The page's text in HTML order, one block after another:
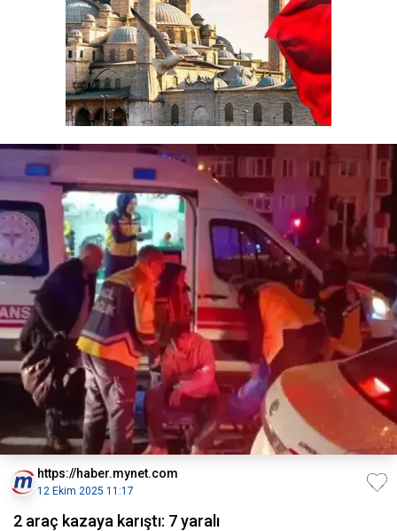
https://haber.mynet.com
12 Ekim 2025 11:17
2 araç kazaya karıştı: 7 yaralı